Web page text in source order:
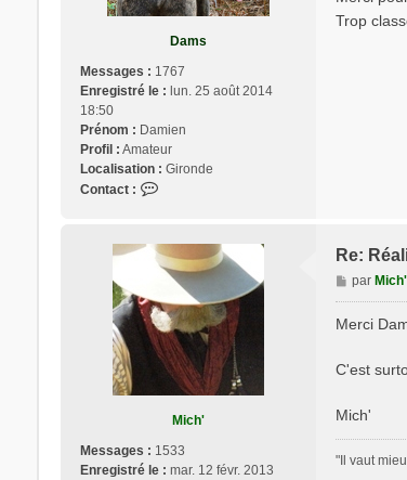
e
e
t
o
Dams
Messages : 1767
Enregistré le : lun. 25 août 2014
18:50
Prénom : Damien
Profil : Amateur
Localisation : Gironde
Contact :
t
a
t
e
r
D
g
e
Trop
Mich'
Messages : 1533
Enregistré le : mar. 12 févr. 2013
Re:
M
e
s
g
par Mich'
Merci
C'est
Mich'
"Il vaut